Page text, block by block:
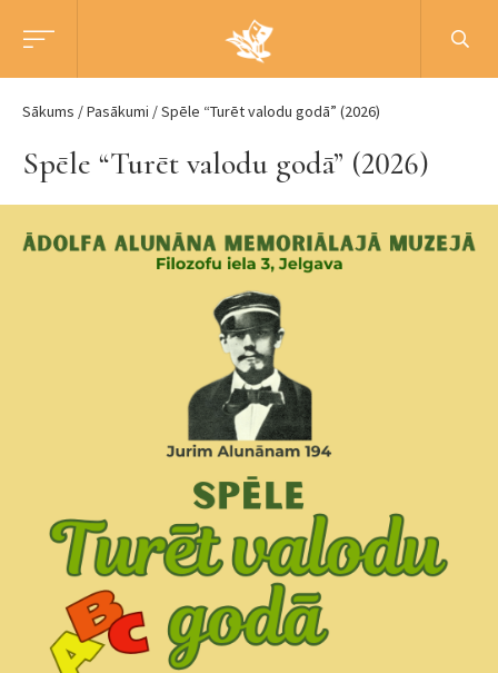
Sākums Pasākumi Spēle “Turēt valodu godā” (2026)
Spēle “Turēt valodu godā” (2026)